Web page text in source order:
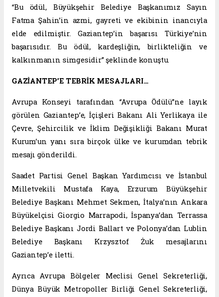
“Bu ödül, Büyükşehir Belediye Başkanımız Sayın
Fatma Şahin’in azmi, gayreti ve ekibinin inancıyla
elde edilmiştir. Gaziantep’in başarısı Türkiye’nin
başarısıdır. Bu ödül, kardeşliğin, birlikteliğin ve
kalkınmanın simgesidir” şeklinde konuştu.
GAZİANTEP’E TEBRİK MESAJLARI…
Avrupa Konseyi tarafından “Avrupa Ödülü”ne layık
görülen Gaziantep’e, İçişleri Bakanı Ali Yerlikaya ile
Çevre, Şehircilik ve İklim Değişikliği Bakanı Murat
Kurum’un yanı sıra birçok ülke ve kurumdan tebrik
mesajı gönderildi.
Saadet Partisi Genel Başkan Yardımcısı ve İstanbul
Milletvekili Mustafa Kaya, Erzurum Büyükşehir
Belediye Başkanı Mehmet Sekmen, İtalya’nın Ankara
Büyükelçisi Giorgio Marrapodi, İspanya’dan Terrassa
Belediye Başkanı Jordi Ballart ve Polonya’dan Lublin
Belediye Başkanı Krzysztof Żuk mesajlarını
Gaziantep’e iletti.
Ayrıca Avrupa Bölgeler Meclisi Genel Sekreterliği,
Dünya Büyük Metropoller Birliği Genel Sekreterliği,